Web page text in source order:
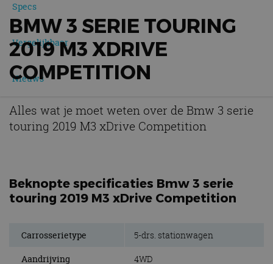
Specs
Vergelijkbaar
Nieuws
BMW 3 SERIE TOURING
2019 M3 XDRIVE
COMPETITION
Alles wat je moet weten over de Bmw 3 serie
touring 2019 M3 xDrive Competition
Beknopte specificaties Bmw 3 serie
touring 2019 M3 xDrive Competition
Carrosserietype 5-drs. stationwagen
Aandrijving 4WD